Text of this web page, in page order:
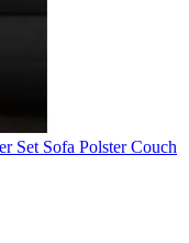
Set Sofa Polster Couch